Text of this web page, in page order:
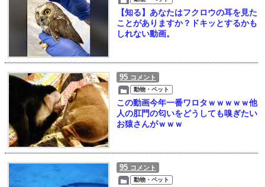
【知る】あなたはフクロウの耳を見た
ことがありますか？ドキッとするかも
しれない動画。
95 コメント
動物・ペット
この動画今年一番ワロタｗｗｗｗｗ他
人の肛門の匂いをどうしても嗅ぎたい
お猿さんがｗｗｗ
95 コメント
動物・ペット